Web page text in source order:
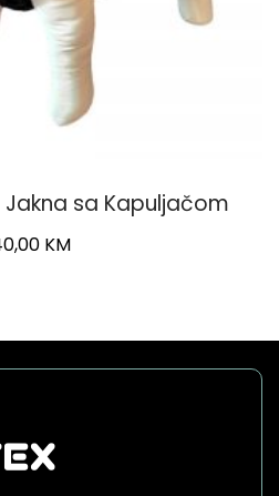
Jakna sa Kapuljačom
KM
options
may